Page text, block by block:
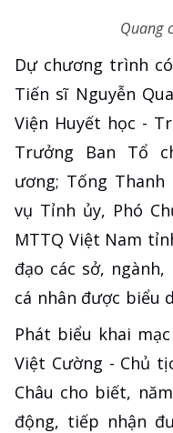
Quang
Dự chương trình
Tiến sĩ Nguyễn
Viện Huyết học -
Trưởng Ban Tổ
ương; Tống
vụ Tỉnh ủy, Phó
MTTQ Việt Nam
đạo các sở,
cá nhân được biểu
Phát biểu khai
Việt Cường - Chủ
Châu cho biết,
động, tiếp nhận